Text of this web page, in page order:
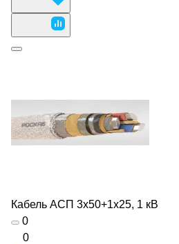
Кабель АСП 3х50+1х25, 1 кВ
0
0